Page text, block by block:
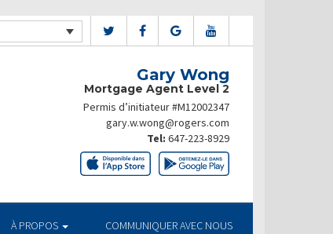
Gary Wong
Mortgage Agent Level 2
Permis d’initiateur #M12002347
gary.w.wong@rogers.com
Tel: 647-223-8929
À PROPOS COMMUNIQUER AVEC NOUS